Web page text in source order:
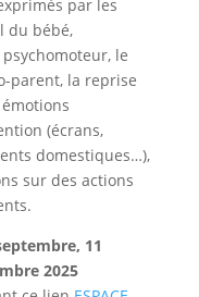
par les
du bébé,
le
parent, la reprise
(écrans,
domestiques…),
sur des actions
11
2025